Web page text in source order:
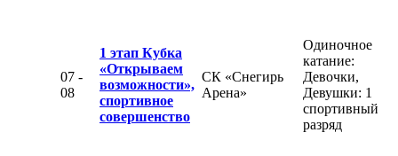
07 -
08
1 этап Кубка
«Открываем
возможности»,
спортивное
совершенство
СК «Снегирь
Арена»
Одиночное
катание:
Девочки,
Девушки: 1
спортивный
разряд